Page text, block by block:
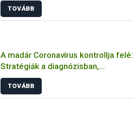
TOVÁBB
A madár Coronavírus kontrollja felé:
Stratégiák a diagnózisban,
megelőzésben és vakcinálásban
TOVÁBB